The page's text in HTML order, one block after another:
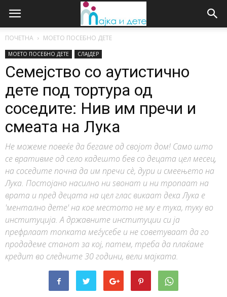
ПОЧЕТНА МОЕТО ПОСЕБНО ДЕТЕ
МОЕТО ПОСЕБНО ДЕТЕ СЛАЈДЕР
Семејство со аутистично
дете под тортура од
соседите: Нив им пречи и
смеата на Лука
Не можеме повеќе да бегаме од својот дом! Само што
се вративме од село кадешто бев со децата цел месец,
на соседите почна да им пречи сѐ, дури и смеењето на
Лука. Постојано насилно ни ѕвонат и ни тропаат на
врата и пред децата на цел глас викаат дека Лука е
'ментално дете' на кое местото не му е тука, туку во
институција. А државните институции си ја
префрлаат топката меѓусебе и не советуваат да го
продадеме станот за кој, патем, треба да плаќаме
кредит во следните 30 години, вели мајката.